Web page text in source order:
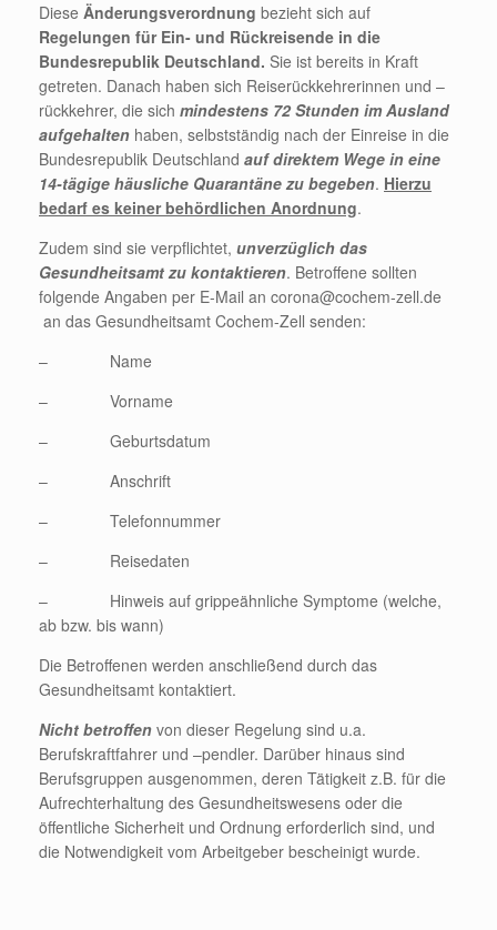
Diese Änderungsverordnung bezieht sich auf
Regelungen für Ein- und Rückreisende in die
Bundesrepublik Deutschland. Sie ist bereits in Kraft
getreten. Danach haben sich Reiserückkehrerinnen und –
rückkehrer, die sich mindestens 72 Stunden im Ausland
aufgehalten haben, selbstständig nach der Einreise in die
Bundesrepublik Deutschland auf direktem Wege in eine
14-tägige häusliche Quarantäne zu begeben. Hierzu
bedarf es keiner behördlichen Anordnung.
Zudem sind sie verpflichtet, unverzüglich das
Gesundheitsamt zu kontaktieren. Betroffene sollten
folgende Angaben per E-Mail an corona@cochem-zell.de
an das Gesundheitsamt Cochem-Zell senden:
– Name
– Vorname
– Geburtsdatum
– Anschrift
– Telefonnummer
– Reisedaten
– Hinweis auf grippeähnliche Symptome (welche,
ab bzw. bis wann)
Die Betroffenen werden anschließend durch das
Gesundheitsamt kontaktiert.
Nicht betroffen von dieser Regelung sind u.a.
Berufskraftfahrer und –pendler. Darüber hinaus sind
Berufsgruppen ausgenommen, deren Tätigkeit z.B. für die
Aufrechterhaltung des Gesundheitswesens oder die
öffentliche Sicherheit und Ordnung erforderlich sind, und
die Notwendigkeit vom Arbeitgeber bescheinigt wurde.